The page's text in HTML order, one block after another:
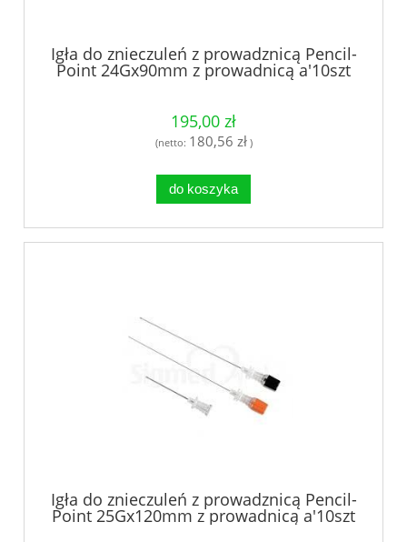
Igła do znieczuleń z prowadznicą Pencil-
Point 24Gx90mm z prowadnicą a'10szt
195,00 zł
(netto: 180,56 zł)
do koszyka
Igła do znieczuleń z prowadznicą Pencil-
Point 25Gx120mm z prowadnicą a'10szt